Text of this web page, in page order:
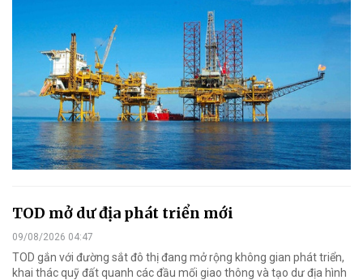
TOD mở dư địa phát triển mới
09/08/2026 04:47
TOD gắn với đường sắt đô thị đang mở rộng không gian phát triển,
khai thác quỹ đất quanh các đầu mối giao thông và tạo dư địa hình